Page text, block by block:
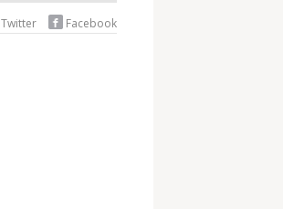
Twitter Facebook